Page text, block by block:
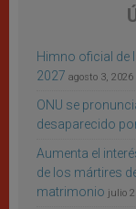
Himno oficial de
2027 agosto 3, 2026
ONU se
desaparecido
Aumenta el
de los mártires
matrimonio julio